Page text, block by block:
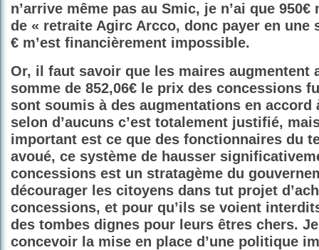
n’arrive même pas au Smic, je n’ai que 950€
de « retraite Agirc Arcco, donc payer en une
€ m’est financièrement impossible.
Or, il faut savoir que les maires augmentent
somme de 852,06€ le prix des concessions
sont soumis à des augmentations en accord
selon d’aucuns c’est totalement justifié,
important est ce que des fonctionnaires du
avoué, ce système de hausser
concessions est un stratagème du
décourager les citoyens dans tut projet
concessions, et pour qu’ils se voient
des tombes dignes pour leurs êtres chers.
concevoir la mise en place d’une politique